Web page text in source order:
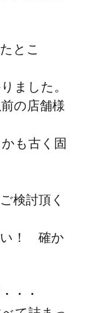
とこ
ました。
の店舗様
も古く固
検討頂く
い！ 確か
・・